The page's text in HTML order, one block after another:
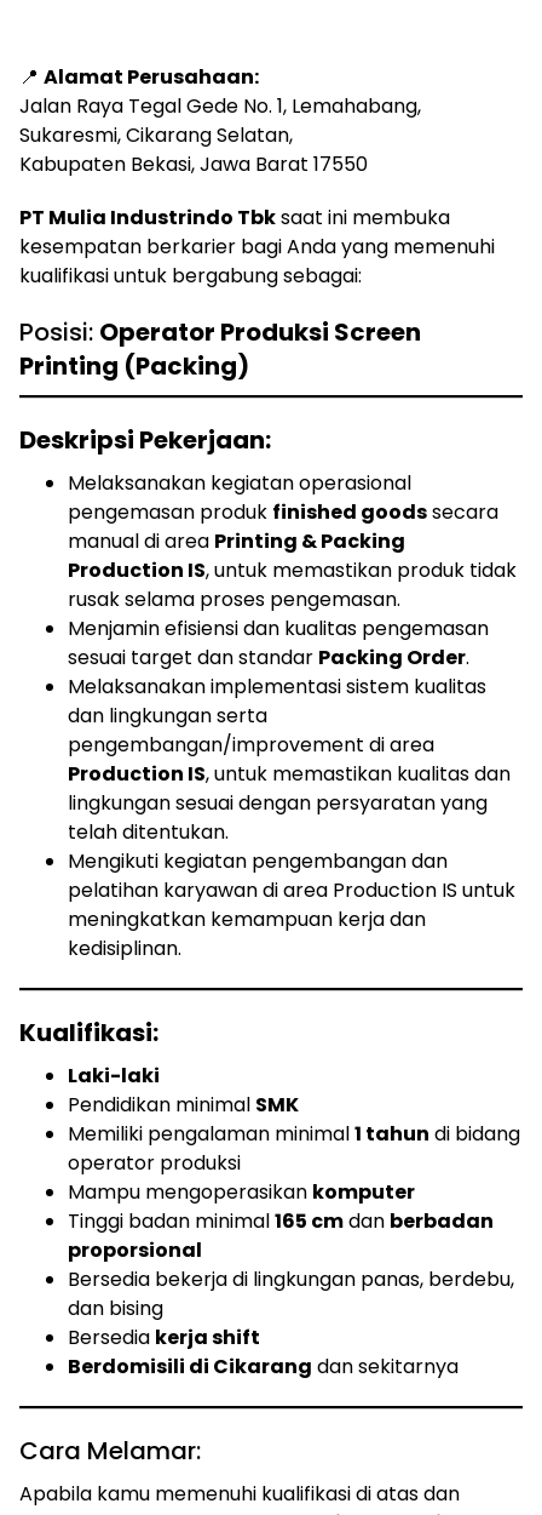
📍 Alamat Perusahaan:
Jalan Raya Tegal Gede No. 1, Lemahabang,
Sukaresmi, Cikarang Selatan,
Kabupaten Bekasi, Jawa Barat 17550
PT Mulia Industrindo Tbksaat ini membuka
kesempatan berkarier bagi Anda yang memenuhi
kualifikasi untuk bergabung sebagai:
Posisi: Operator Produksi Screen
Printing (Packing)
Deskripsi Pekerjaan:
Melaksanakan kegiatan operasional
pengemasan produk finished goodssecara
manual di area Printing & Packing
Production IS, untuk memastikan produk tidak
rusak selama proses pengemasan.
Menjamin efisiensi dan kualitas pengemasan
sesuai target dan standar Packing Order.
Melaksanakan implementasi sistem kualitas
dan lingkungan serta
pengembangan/improvement di area
Production IS, untuk memastikan kualitas dan
lingkungan sesuai dengan persyaratan yang
telah ditentukan.
Mengikuti kegiatan pengembangan dan
pelatihan karyawan di area Production IS untuk
meningkatkan kemampuan kerja dan
kedisiplinan.
Kualifikasi:
Laki-laki
Pendidikan minimal SMK
Memiliki pengalaman minimal1 tahun di bidang
operator produksi
Mampu mengoperasikan komputer
Tinggi badan minimal165 cmdan berbadan
proporsional
Bersedia bekerja di lingkungan panas, berdebu,
dan bising
Bersedia kerja shift
Berdomisili di Cikarang dan sekitarnya
Cara Melamar:
Apabila kamu memenuhi kualifikasi di atas dan